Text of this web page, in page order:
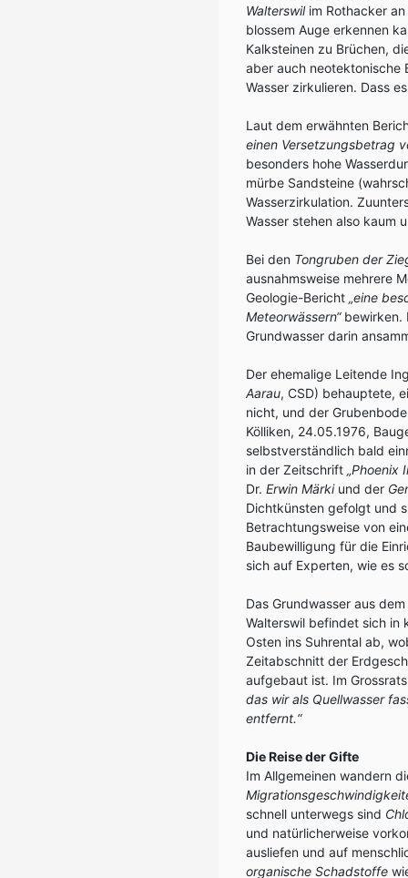
Walterswilim Rothacker
blossem Auge erkennen
Kalksteinen zu Brüchen,
aber auch neotektonische
Wasser zirkulieren. Dass
Laut dem erwähnten
einen Versetzungsbetrag
besonders hohe
mürbe Sandsteine
Wasserzirkulation.
Wasser stehen also kaum
Bei den Tongruben der
ausnahmsweise mehrere
Geologie-Bericht „eine
Meteorwässern“bewirken.
Grundwasser darin
Der ehemalige Leitende
Aarau, CSD) behauptete,
nicht, und der
Kölliken, 24.05.1976,
selbstverständlich bald
in der Zeitschrift „Phoenix
Dr. Erwin Märkiund der
Dichtkünsten gefolgt und
Betrachtungsweise von
Baubewilligung für die
sich auf Experten, wie es
Das Grundwasser aus
Walterswil befindet sich in
Osten ins Suhrental ab,
Zeitabschnitt der
aufgebaut ist. Im
das wir als Quellwasser
entfernt.“
Die Reise der Gifte
Im Allgemeinen wandern
schnell unterwegs sind
und natürlicherweise
ausliefen und auf
organische Schadstoffe